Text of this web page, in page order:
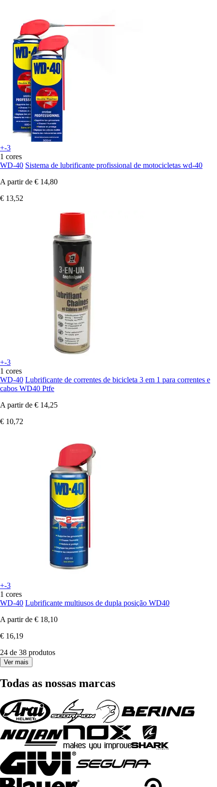
+-3
1 cores
WD-40 Sistema de lubrificante profissional de motocicletas wd-40
A partir de € 14,80
€ 13,52
+-3
1 cores
WD-40 Lubrificante de correntes de bicicleta 3 em 1 para correntes e
cabos WD40 Ptfe
A partir de € 14,25
€ 10,72
+-3
1 cores
WD-40 Lubrificante multiusos de dupla posição WD40
A partir de € 18,10
€ 16,19
24 de 38 produtos
Ver mais
Todas as nossas marcas